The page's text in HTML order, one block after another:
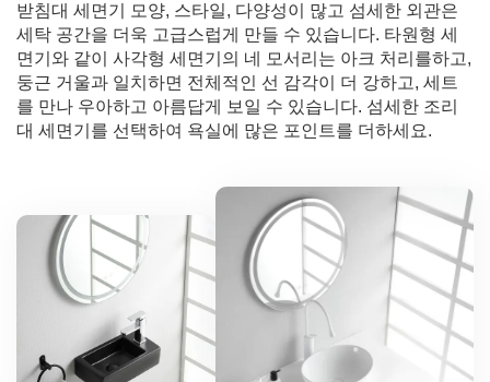
받침대 세면기 모양, 스타일, 다양성이 많고 섬세한 외관은
세탁 공간을 더욱 고급스럽게 만들 수 있습니다. 타원형 세
면기와 같이 사각형 세면기의 네 모서리는 아크 처리를하고,
둥근 거울과 일치하면 전체적인 선 감각이 더 강하고, 세트
를 만나 우아하고 아름답게 보일 수 있습니다. 섬세한 조리
대 세면기를 선택하여 욕실에 많은 포인트를 더하세요.